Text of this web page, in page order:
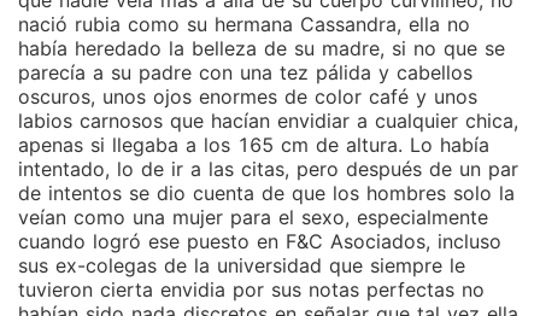
nació rubia como su hermana Cassandra, ella no
había heredado la belleza de su madre, si no que se
parecía a su padre con una tez pálida y cabellos
oscuros, unos ojos enormes de color café y unos
labios carnosos que hacían envidiar a cualquier chica,
apenas si llegaba a los 165 cm de altura. Lo había
intentado, lo de ir a las citas, pero después de un par
de intentos se dio cuenta de que los hombres solo la
veían como una mujer para el sexo, especialmente
cuando logró ese puesto en F&C Asociados, incluso
sus ex-colegas de la universidad que siempre le
tuvieron cierta envidia por sus notas perfectas no